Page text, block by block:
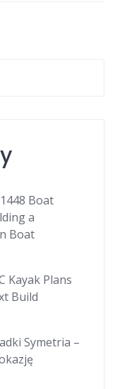
Boat
a
Boat
Kayak Plans
Build
Symetria –